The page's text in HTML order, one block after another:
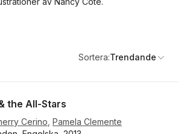
Sortera:Trendande
the All-Stars
Cerino Pamela Clemente